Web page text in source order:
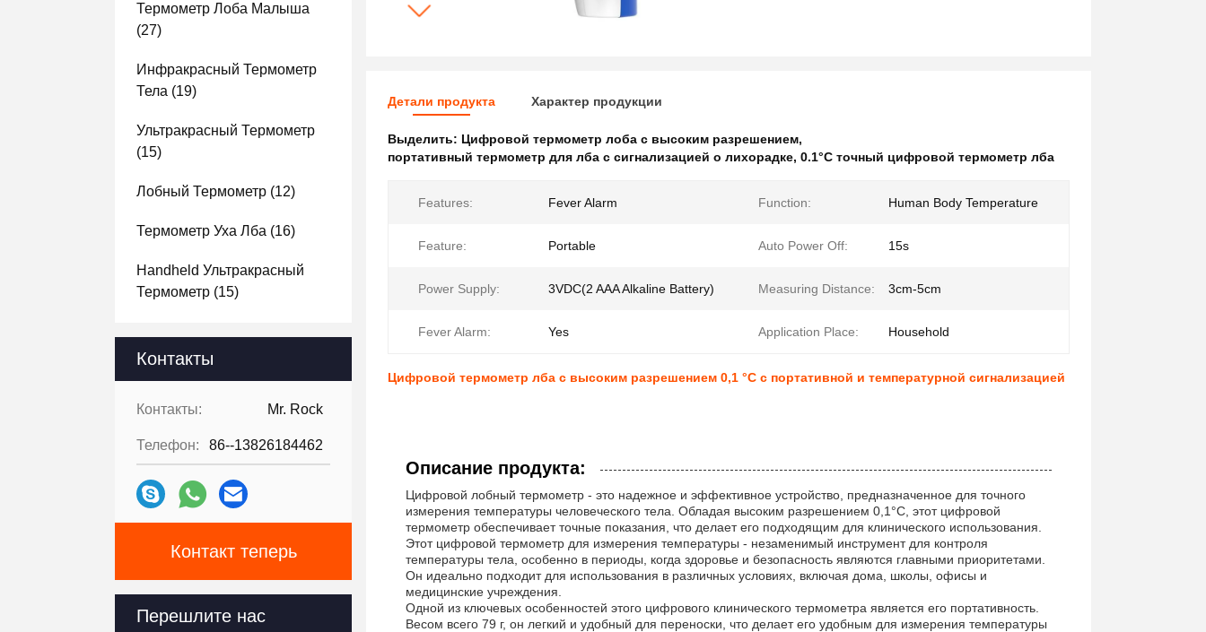
Термометр Лоба Малыша
(27)
Инфракрасный Термометр
Тела (19)
Ультракрасный Термометр
(15)
Лобный Термометр (12)
Термометр Уха Лба (16)
Handheld Ультракрасный
Термометр (15)
Контакты
Контакты: Mr. Rock
Телефон: 86--13826184462
Контакт теперь
Перешлите нас
Детали продукта Характер продукции
Выделить: Цифровой термометр лоба с высоким разрешением,
портативный термометр для лба с сигнализацией о лихорадке, 0.1°C точный цифровой термометр лба
Features: Fever Alarm Function: Human Body Temperature
Feature: Portable Auto Power Off: 15s
Power Supply: 3VDC(2 AAA Alkaline Battery) Measuring Distance: 3cm-5cm
Fever Alarm: Yes Application Place: Household
Цифровой термометр лба с высоким разрешением 0,1 °C с портативной и температурной сигнализацией
Описание продукта:
Цифровой лобный термометр - это надежное и эффективное устройство, предназначенное для точного
измерения температуры человеческого тела. Обладая высоким разрешением 0,1°C, этот цифровой
термометр обеспечивает точные показания, что делает его подходящим для клинического использования.
Этот цифровой термометр для измерения температуры - незаменимый инструмент для контроля
температуры тела, особенно в периоды, когда здоровье и безопасность являются главными приоритетами.
Он идеально подходит для использования в различных условиях, включая дома, школы, офисы и
медицинские учреждения.
Одной из ключевых особенностей этого цифрового клинического термометра является его портативность.
Весом всего 79 г, он легкий и удобный для переноски, что делает его удобным для измерения температуры